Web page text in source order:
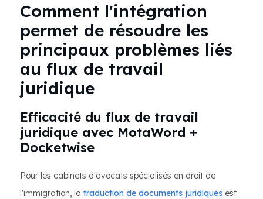
Comment l'intégration
permet de résoudre les
principaux problèmes liés
au flux de travail
juridique
Efficacité du flux de travail
juridique avec MotaWord +
Docketwise
Pour les cabinets d'avocats spécialisés en droit de
l'immigration, la traduction de documents juridiques est